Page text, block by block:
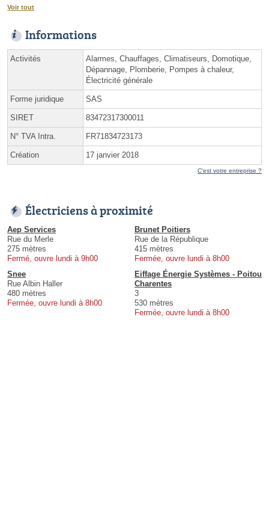
Voir tout
Informations
Activités
Alarmes, Chauffages, Climatiseurs, Domotique,
Dépannage, Plomberie, Pompes à chaleur,
Électricité générale
Forme juridique SAS
SIRET 83472317300011
N° TVA Intra. FR71834723173
Création 17 janvier 2018
C'est votre entreprise ?
Électriciens à proximité
Aep Services
Rue du Merle
275 mètres
Fermé, ouvre lundi à 9h00
Brunet Poitiers
Rue de la République
415 mètres
Fermée, ouvre lundi à 8h00
Snee
Rue Albin Haller
480 mètres
Fermée, ouvre lundi à 8h00
Eiffage Énergie Systèmes - Poitou
Charentes
3
530 mètres
Fermée, ouvre lundi à 8h00